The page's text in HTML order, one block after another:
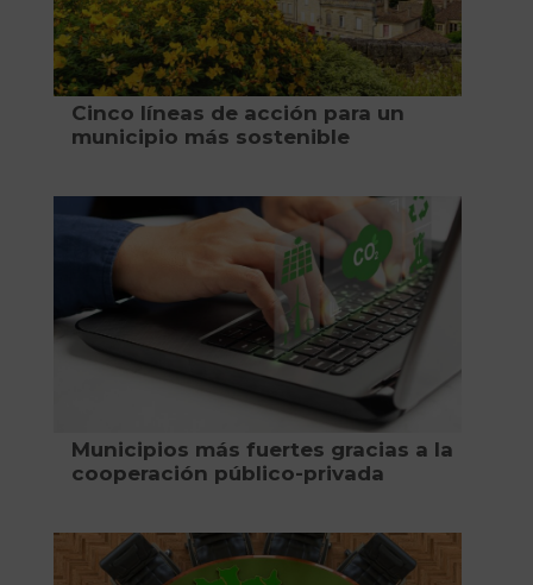
Cinco líneas de acción para un
municipio más sostenible
Municipios más fuertes gracias a la
cooperación público-privada